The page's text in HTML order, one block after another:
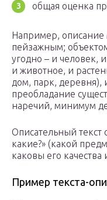
общая оценка
Например,
пейзажным;
угодно – и человек,
и животное, и
дом, парк, деревня),
преобладание
наречий, минимум
Описательный текст
какие?» (какой
каковы его качества
Пример текста-